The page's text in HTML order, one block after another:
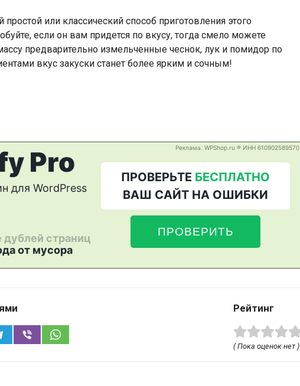
или классический способ приготовления этого
если он вам придется по вкусу, тогда смело можете
предварительно измельченные чеснок, лук и помидор по
вкус закуски станет более ярким и сочным!
Рейтинг
( Пока оценок нет )